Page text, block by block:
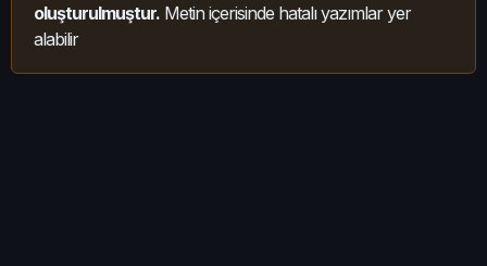
oluşturulmuştur. Metin içerisinde hatalı yazımlar yer
alabilir